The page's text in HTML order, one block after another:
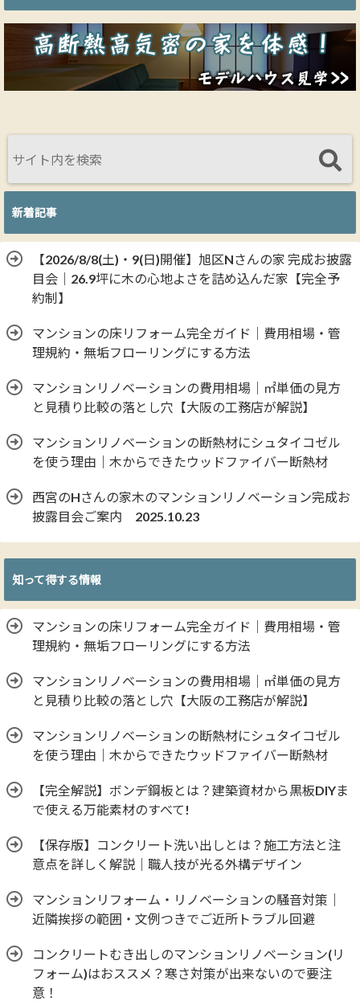
新着記事
【2026/8/8(土)・9(日)開催】旭区Nさんの家 完成お披露
目会｜26.9坪に木の心地よさを詰め込んだ家【完全予
約制】
マンションの床リフォーム完全ガイド｜費用相場・管
理規約・無垢フローリングにする方法
マンションリノベーションの費用相場｜㎡単価の見方
と見積り比較の落とし穴【大阪の工務店が解説】
マンションリノベーションの断熱材にシュタイコゼル
を使う理由｜木からできたウッドファイバー断熱材
西宮のHさんの家木のマンションリノベーション完成お
披露目会ご案内 2025.10.23
知って得する情報
マンションの床リフォーム完全ガイド｜費用相場・管
理規約・無垢フローリングにする方法
マンションリノベーションの費用相場｜㎡単価の見方
と見積り比較の落とし穴【大阪の工務店が解説】
マンションリノベーションの断熱材にシュタイコゼル
を使う理由｜木からできたウッドファイバー断熱材
【完全解説】ボンデ鋼板とは？建築資材から黒板DIYま
で使える万能素材のすべて!
【保存版】コンクリート洗い出しとは？施工方法と注
意点を詳しく解説｜職人技が光る外構デザイン
マンションリフォーム・リノベーションの騒音対策｜
近隣挨拶の範囲・文例つきでご近所トラブル回避
コンクリートむき出しのマンションリノベーション(リ
フォーム)はおススメ？寒さ対策が出来ないので要注
意！